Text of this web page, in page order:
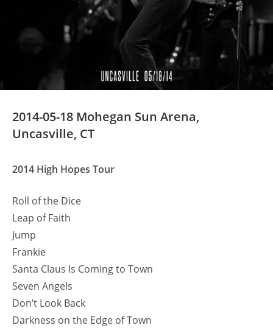
2014-05-18 Mohegan Sun Arena,
Uncasville, CT
2014 High Hopes Tour
Roll of the Dice
Leap of Faith
Jump
Frankie
Santa Claus Is Coming to Town
Seven Angels
Don’t Look Back
Darkness on the Edge of Town